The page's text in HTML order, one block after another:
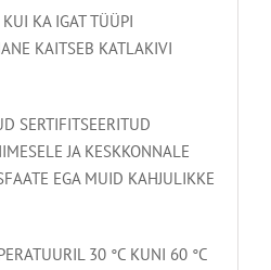
KA IGAT TÜÜPI
KAITSEB KATLAKIVI
SERTIFITSEERITUD
JA KESKKONNALE
EGA MUID KAHJULIKKE
30 °C KUNI 60 °C